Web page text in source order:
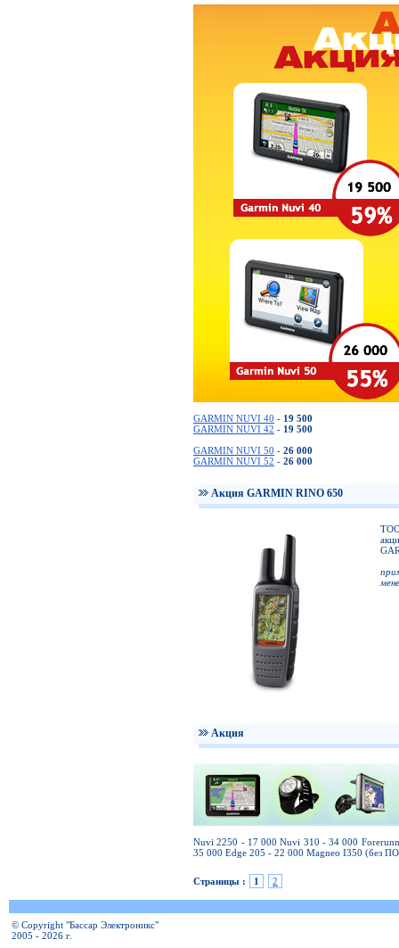
GARMIN NUVI 40 - 19 500
GARMIN NUVI 42 - 19 500
GARMIN NUVI 50 - 26 000
GARMIN NUVI 52 - 26 000
Акция GARMIN RINO 650
ТОО
Акция
Nuvi 2250 - 17 000 Nuvi 310 - 34 000
35 000 Edge 205 - 22 000 Magneo I350 (без
Страницы : 1 2
© Copyright "Бассар Электроникс"
2005 - 2026 г.